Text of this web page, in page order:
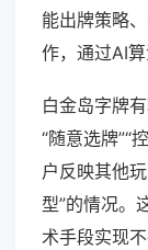
能出牌策略
作，通过AI
白金岛字牌
“随意选牌”“
户反映其他
型”的情况。
术手段实现不